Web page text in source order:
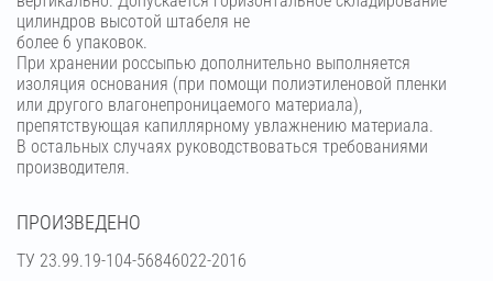
цилиндров высотой штабеля не
более 6 упаковок.
При хранении россыпью дополнительно выполняется
изоляция основания (при помощи полиэтиленовой пленки
или другого влагонепроницаемого материала),
препятствующая капиллярному увлажнению материала.
В остальных случаях руководствоваться требованиями
производителя.
ПРОИЗВЕДЕНО
ТУ 23.99.19-104-56846022-2016